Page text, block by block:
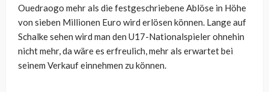
Ouedraogo mehr als die festgeschriebene Ablöse in Höhe
von sieben Millionen Euro wird erlösen können. Lange auf
Schalke sehen wird man den U17-Nationalspieler ohnehin
nicht mehr, da wäre es erfreulich, mehr als erwartet bei
seinem Verkauf einnehmen zu können.